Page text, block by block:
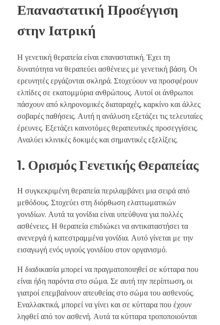
Επαναστατική Προσέγγιση
στην Ιατρική
Η γενετική θεραπεία είναι επαναστατική. Έχει τη
δυνατότητα να θεραπεύει ασθένειες με γενετική βάση. Οι
ερευνητές εργάζονται σκληρά. Στοχεύουν να προσφέρουν
ελπίδες σε εκατομμύρια ανθρώπους. Αυτοί οι άνθρωποι
πάσχουν από κληρονομικές διαταραχές, καρκίνο και άλλες
σοβαρές παθήσεις. Αυτή η ανάλυση εξετάζει τις τελευταίες
έρευνες. Εξετάζει καινοτόμες θεραπευτικές προσεγγίσεις.
Αναλύει κλινικές δοκιμές και σημαντικές εξελίξεις.
1. Ορισμός Γενετικής Θεραπείας
Η συγκεκριμένη θεραπεία περιλαμβάνει μια σειρά από
μεθόδους. Στοχεύει στη διόρθωση ελαττωματικών
γονιδίων. Αυτά τα γονίδια είναι υπεύθυνα για πολλές
ασθένειες. Η θεραπεία επιδιώκει να αντικαταστήσει τα
ανενεργά ή κατεστραμμένα γονίδια. Αυτό γίνεται με την
εισαγωγή ενός υγιούς γονιδίου στον οργανισμό.
Η διαδικασία μπορεί να πραγματοποιηθεί σε κύτταρα που
είναι ήδη παρόντα στο σώμα. Σε αυτή την περίπτωση, οι
γιατροί επεμβαίνουν απευθείας στο σώμα του ασθενούς.
Εναλλακτικά, μπορεί να γίνει και σε κύτταρα που έχουν
ληφθεί από τον ασθενή. Αυτά τα κύτταρα τροποποιούνται